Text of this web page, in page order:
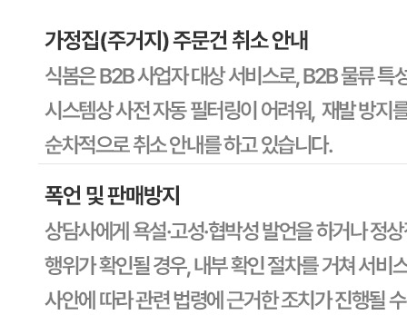
수입식품 여부
수입식품안전관리특별법에 따른 수입신고를 필함
소비자 상담 관련 전화번호
1588-6967
반품/교환 정보
판매자명
CJ프레시웨이
문의번호
1588-6967
반품/교환
반품 배송비: 30,000원
교환 배송비: 30,000원
주의사항